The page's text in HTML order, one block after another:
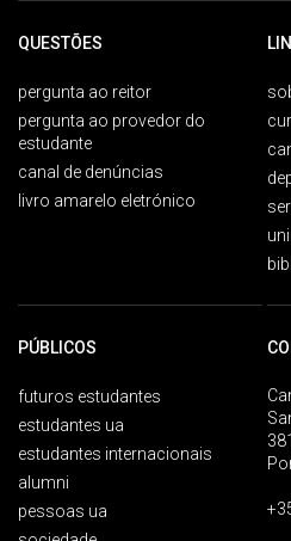
QUESTÕES
pergunta ao reitor
pergunta ao provedor do
estudante
canal de denúncias
livro amarelo eletrónico
PÚBLICOS
futuros estudantes
estudantes ua
estudantes internacionais
alumni
pessoas ua